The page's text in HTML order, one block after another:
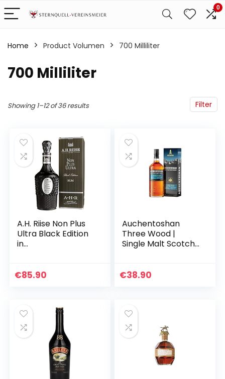
0
Home Product Volumen ‎700 Milliliter
‎700 Milliliter
Filter
Showing 1–12 of 36 results
A.H. Riise Non Plus
Ultra Black Edition
in
€85.90
Auchentoshan
Three Wood |
Single Malt Scotch
ng | 43% Vol |
€38.90